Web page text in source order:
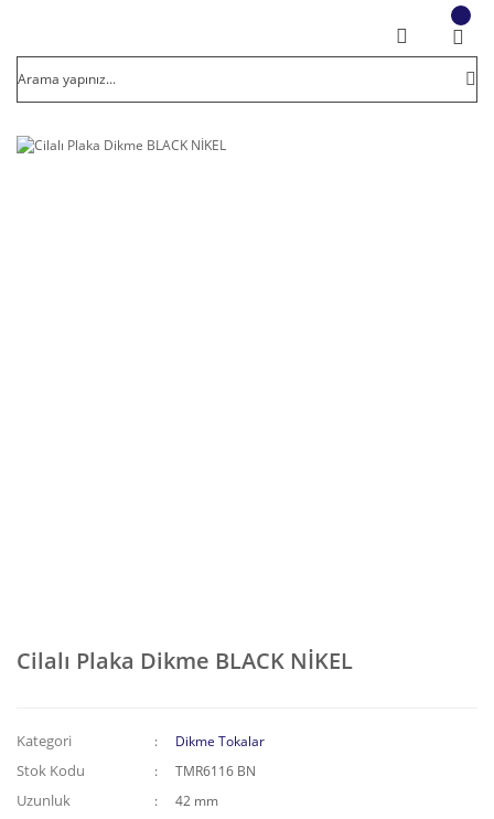
Cilalı Plaka Dikme BLACK NİKEL
Kategori Dikme Tokalar
Stok Kodu TMR6116 BN
Uzunluk 42 mm